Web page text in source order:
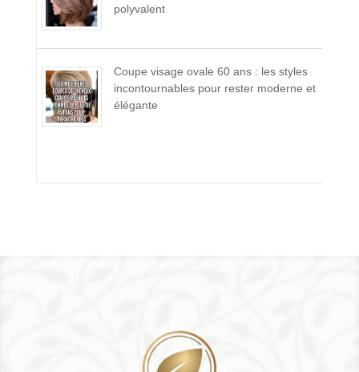
polyvalent
Coupe visage ovale 60 ans : les styles
incontournables pour rester moderne et
élégante